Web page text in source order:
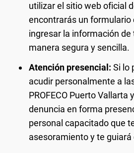
utilizar el sitio web oficial
encontrarás un formulario
ingresar la información de
manera segura y sencilla.
Atención presencial: Si lo
acudir personalmente a
PROFECO Puerto Vallarta
denuncia en forma
personal capacitado que
asesoramiento y te